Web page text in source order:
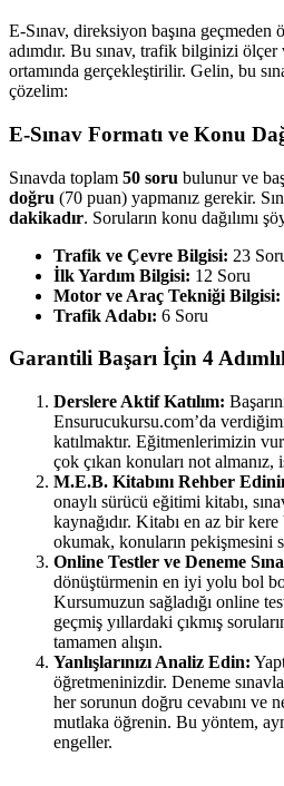
E-Sınav, direksiyon başına
adımdır. Bu sınav, trafik bilginizi
ortamında gerçekleştirilir. Gelin, bu
çözelim:
E-Sınav Formatı ve Konu
Sınavda toplam 50 soru bulunur ve
doğru (70 puan) yapmanız gerekir.
dakikadır. Soruların konu dağılımı
Trafik ve Çevre Bilgisi: 23
İlk Yardım Bilgisi: 12 Soru
Motor ve Araç Tekniği Bilgisi:
Trafik Adabı: 6 Soru
Garantili Başarı İçin 4
Derslere Aktif Katılım:
Ensurucukursu.com’da
katılmaktır. Eğitmenlerimizin
çok çıkan konuları not almanız,
M.E.B. Kitabını Rehber
onaylı sürücü eğitimi kitabı,
kaynağıdır. Kitabı en az bir
okumak, konuların pekişmesini
Online Testler ve Deneme
dönüştürmenin en iyi yolu bol
Kursumuzun sağladığı online
geçmiş yıllardaki çıkmış
tamamen alışın.
Yanlışlarınızı Analiz Edin:
öğretmeninizdir. Deneme
her sorunun doğru cevabını ve
mutlaka öğrenin. Bu yöntem,
engeller.